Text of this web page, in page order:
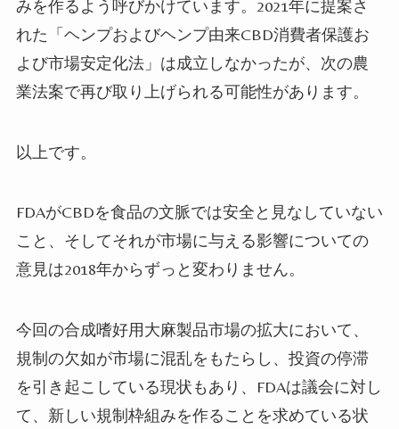
みを作るよう呼びかけています。2021年に提案さ
れた「ヘンプおよびヘンプ由来CBD消費者保護お
よび市場安定化法」は成立しなかったが、次の農
業法案で再び取り上げられる可能性があります。
以上です。
FDAがCBDを食品の文脈では安全と見なしていない
こと、そしてそれが市場に与える影響についての
意見は2018年からずっと変わりません。
今回の合成嗜好用大麻製品市場の拡大において、
規制の欠如が市場に混乱をもたらし、投資の停滞
を引き起こしている現状もあり、FDAは議会に対し
て、新しい規制枠組みを作ることを求めている状